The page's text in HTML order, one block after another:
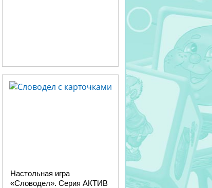
Настольная игра
«Словодел». Серия АКТИВ